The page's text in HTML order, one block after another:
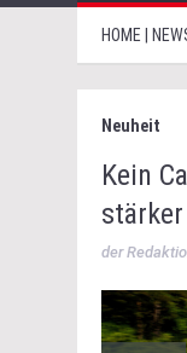
HOME |
Neuheit
Kein
stärker
der